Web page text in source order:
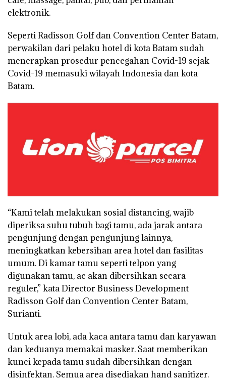
elektronik.
Seperti Radisson Golf dan Convention Center Batam,
perwakilan dari pelaku hotel di kota Batam sudah
menerapkan prosedur pencegahan Covid-19 sejak
Covid-19 memasuki wilayah Indonesia dan kota
Batam.
“Kami telah melakukan sosial distancing, wajib
diperiksa suhu tubuh bagi tamu, ada jarak antara
pengunjung dengan pengunjung lainnya,
meningkatkan kebersihan area hotel dan fasilitas
umum. Di kamar tamu seperti telpon yang
digunakan tamu, ac akan dibersihkan secara
reguler,” kata Director Business Development
Radisson Golf dan Convention Center Batam,
Surianti.
Untuk area lobi, ada kaca antara tamu dan karyawan
dan keduanya memakai masker. Saat memberikan
kunci kepada tamu sudah dibersihkan dengan
disinfektan. Semua area disediakan hand sanitizer.